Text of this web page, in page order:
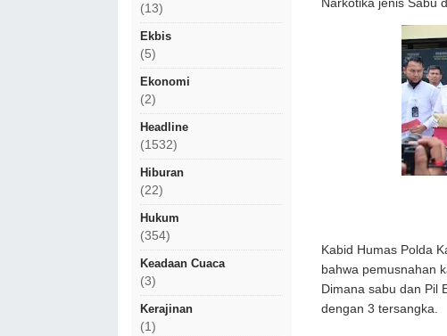
(13)
Ekbis
(5)
Ekonomi
(2)
Headline
(1532)
Hiburan
(22)
Hukum
(354)
Keadaan Cuaca
(3)
Kerajinan
(1)
Narkotika jenis Sabu
Kabid Humas Polda
bahwa pemusnahan
Dimana sabu dan Pil
dengan 3 tersangka.